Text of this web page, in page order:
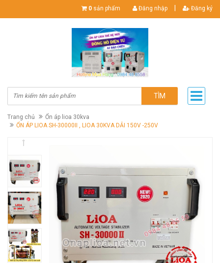
0 sản phẩm Đăng nhập Đăng ký
TÌM
Trang chủ
Ổn áp lioa 30kva
ỔN ÁP LIOA SH-30000II , LIOA 30KVA DẢI 150V -250V